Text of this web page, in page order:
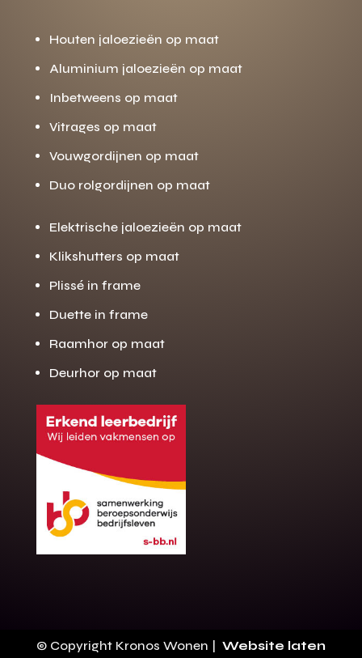
Gratis offerte
op maat?
Binnen 24 uur jouw gratis offerte
10 jaar garantie op de montage
100+ stoffen
Houten jaloezieën op maat
Aluminium jaloezieën op maat
Inbetweens op maat
Vitrages op maat
Vouwgordijnen op maat
Duo rolgordijnen op maat
Elektrische jaloezieën op maat
Klikshutters op maat
Plissé in frame
Duette in frame
Raamhor op maat
Deurhor op maat
© Copyright Kronos Wonen | Website laten